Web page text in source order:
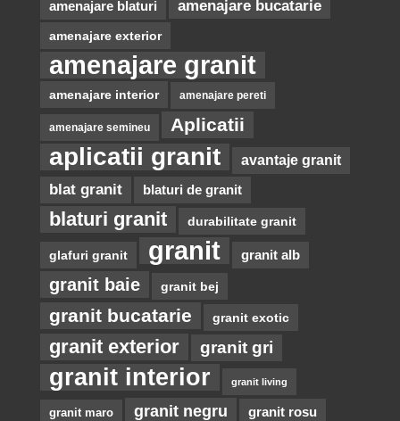
amenajare blaturi amenajare bucatarie
amenajare exterior
amenajare granit
amenajare interior amenajare pereti
amenajare semineu Aplicatii
aplicatii granit avantaje granit
blat granit blaturi de granit
blaturi granit durabilitate granit
glafuri granit granit granit alb
granit baie granit bej
granit bucatarie granit exotic
granit exterior granit gri
granit interior granit living
granit maro granit negru granit rosu